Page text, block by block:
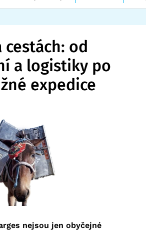
cestách: od
a logistiky po
expedice
nejsou jen obyčejné